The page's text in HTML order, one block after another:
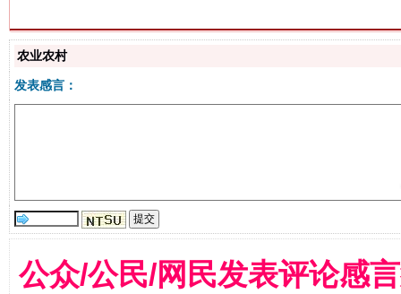
农业农村
发表感言：
公众/公民/网民发表评论感